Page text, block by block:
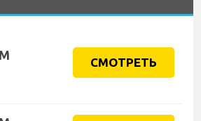
СМОТРЕТЬ